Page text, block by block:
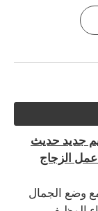
جديد حديث
عمل الزجاج
وضع الجمال